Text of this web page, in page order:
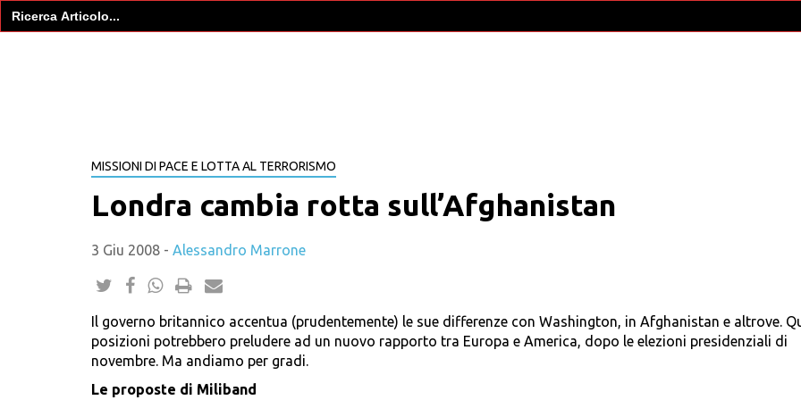
Search
for:
MISSIONI DI PACE E LOTTA AL TERRORISMO
Londra cambia rotta sull’Afghanistan
3 Giu 2008 - Alessandro Marrone
Il governo britannico accentua (prudentemente) le sue differenze con Washington, in Afghanistan e altrove.
posizioni potrebbero preludere ad un nuovo rapporto tra Europa e America, dopo le elezioni presidenziali di
novembre. Ma andiamo per gradi.
Le proposte di Miliband